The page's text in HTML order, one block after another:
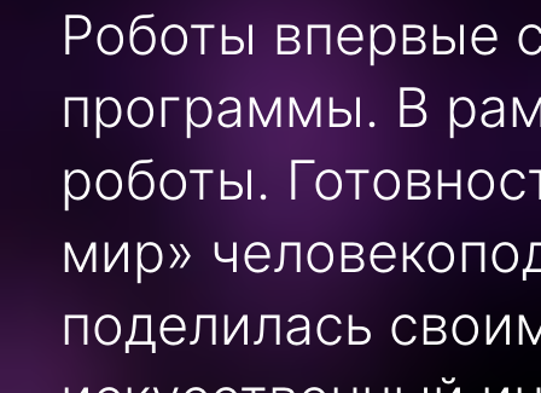
Роботы впервые
программы. В
роботы.
мир»
поделилась